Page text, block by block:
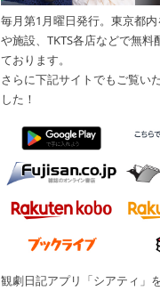
毎月第1月曜日発行。東京都
や施設、TKTS各店などで無料
ております。
さらに下記サイトでもご覧い
した！
観劇日記アプリ「シアティ」